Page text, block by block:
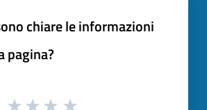
chiare le informazioni
pagina?